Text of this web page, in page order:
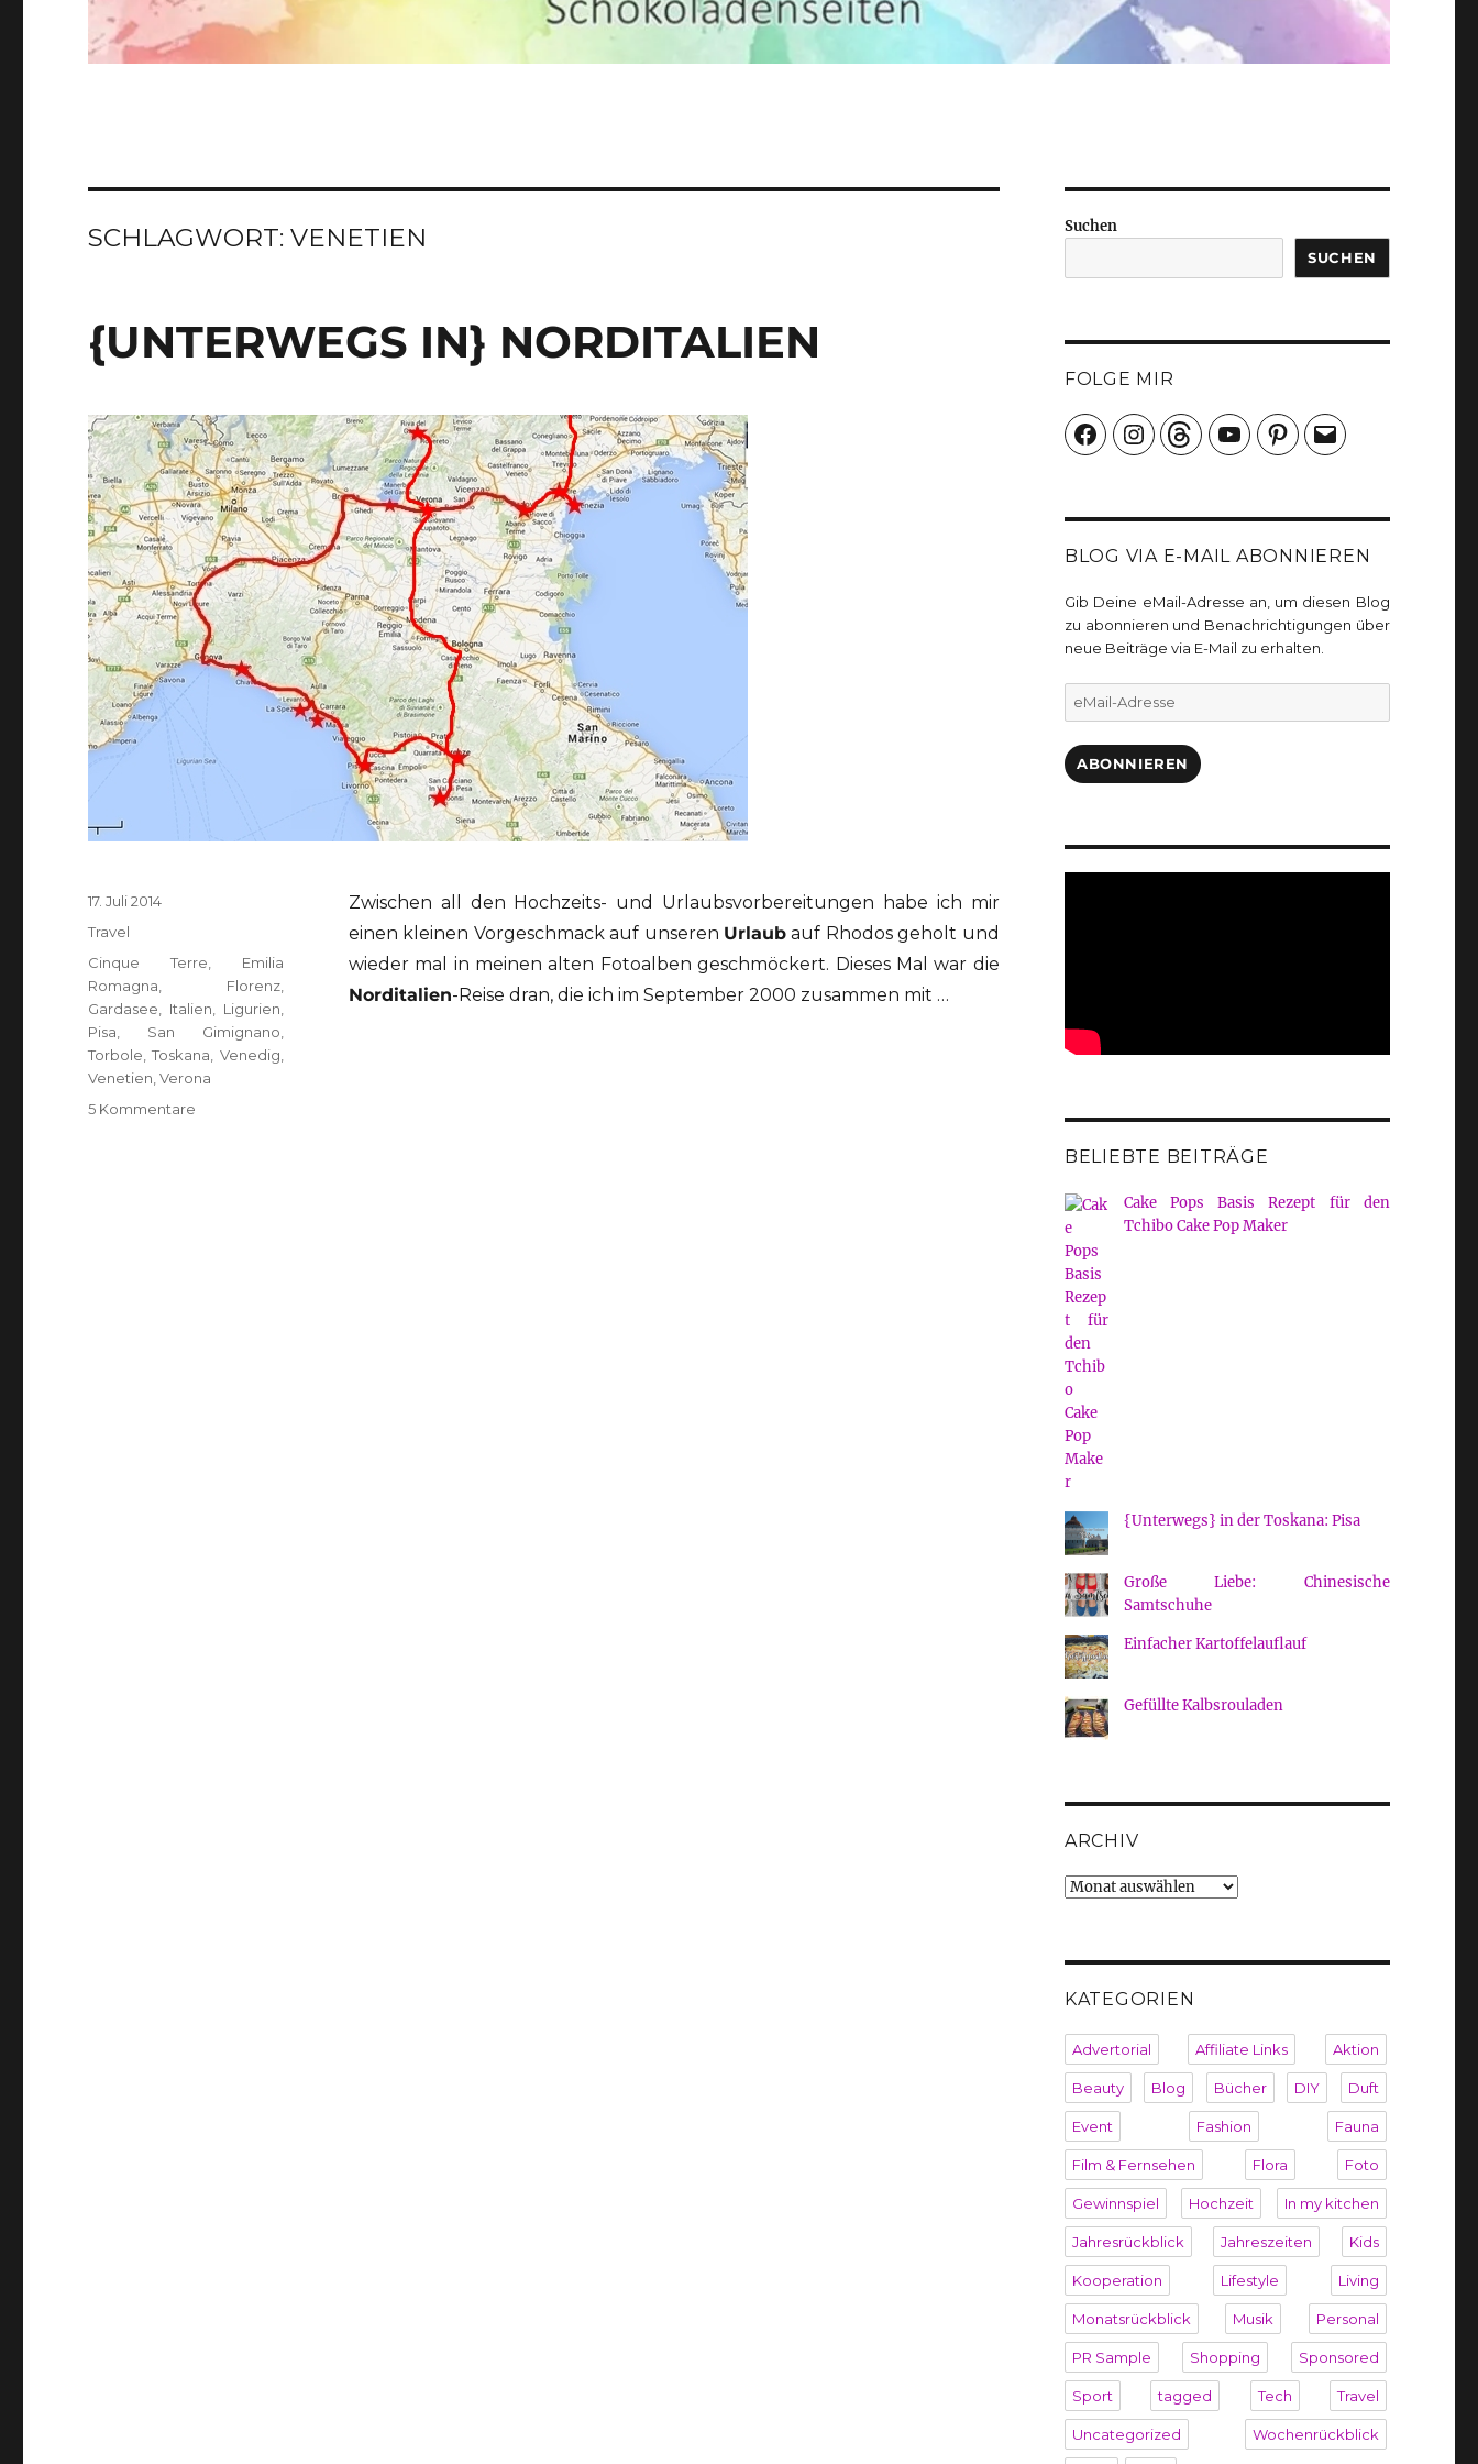
SCHLAGWORT:VENETIEN
{UNTERWEGS IN} NORDITALIEN
Zwischen all den Hochzeits- und Urlaubsvorbereitungen habe ich mir
einen kleinen Vorgeschmack auf unseren Urlaub auf Rhodos geholt und
wieder mal in meinen alten Fotoalben geschmöckert. Dieses Mal war die
Norditalien-Reise dran, die ich im September 2000 zusammen mit …
Veröffentlicht
17. Juli 2014
Kategorien
Travel
Schlagwörter
Cinque Terre
Emilia
Romagna
Florenz,
Gardasee
Italien Ligurien
Pisa
San Gimignano
Torbole ,Toskana Venedig
Venetien ,Verona
5 Kommentare
Suchen
SUCHEN
FOLGE MIR
FacebookInstagramThreadsYouTubePinterest
E-
Mail
BLOG VIA E-MAIL ABONNIEREN
Gib Deine eMail-Adresse an, um diesen Blog
zu abonnieren und Benachrichtigungen über
neue Beiträge via E-Mail zu erhalten.
eMail-
ABONNIEREN
BELIEBTE BEITRÄGE
Cake Pops Basis Rezept für den
Tchibo Cake Pop Maker
{Unterwegs} in der Toskana: Pisa
Große Liebe: Chinesische
Samtschuhe
Einfacher Kartoffelauflauf
Gefüllte Kalbsrouladen
ARCHIV
Archiv
KATEGORIEN
Advertorial Affiliate Links Aktion
Beauty Blog Bücher DIY Duft
Event Fashion Fauna
Film & Fernsehen Flora Foto
Gewinnspiel Hochzeit In my kitchen
Jahresrückblick Jahreszeiten Kids
Kooperation Lifestyle Living
Monatsrückblick Musik Personal
PR Sample Shopping Sponsored
Sport tagged Tech Travel
Uncategorized Wochenrückblick